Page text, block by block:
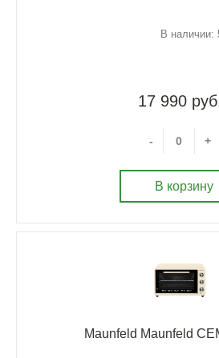
В наличии:
17 990
- +
В корзину
Maunfeld Maunfeld